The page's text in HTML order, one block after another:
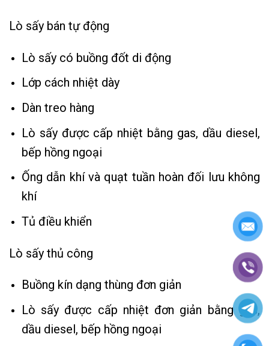
Lò sấy bán tự động
Lò sấy có buồng đốt di động
Lớp cách nhiệt dày
Dàn treo hàng
Lò sấy được cấp nhiệt bằng gas, dầu diesel,
bếp hồng ngoại
Ống dẫn khí và quạt tuần hoàn đối lưu không
khí
Tủ điều khiển
Lò sấy thủ công
Buồng kín dạng thùng đơn giản
Lò sấy được cấp nhiệt đơn giản bằng gas,
dầu diesel, bếp hồng ngoại